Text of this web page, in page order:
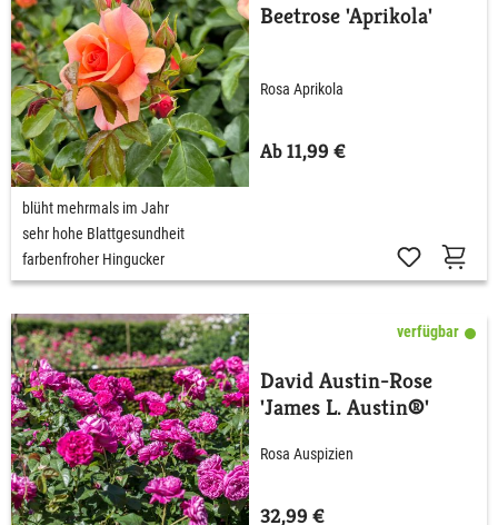
Beetrose 'Aprikola'
Rosa Aprikola
Ab 11,99 €
blüht mehrmals im Jahr
sehr hohe Blattgesundheit
farbenfroher Hingucker
verfügbar
David Austin-Rose
'James L. Austin®'
Rosa Auspizien
32,99 €